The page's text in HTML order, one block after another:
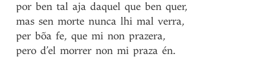
por ben tal aja daquel que ben quer,
mas sen morte nunca lhi mal verra,
per bõa fe, que mi non prazera,
pero d’el morrer non mi praza én.